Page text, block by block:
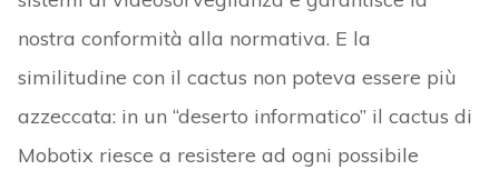
nostra conformità alla normativa. E la
similitudine con il cactus non poteva essere più
azzeccata: in un “deserto informatico” il cactus di
Mobotix riesce a resistere ad ogni possibile